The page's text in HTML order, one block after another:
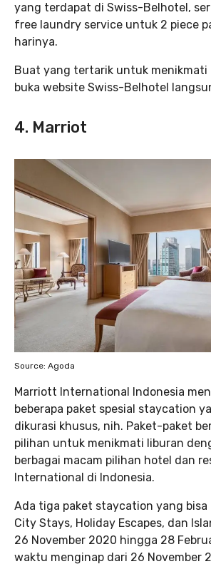
yang terdapat di Swiss-Belhotel,
free laundry service untuk 2 piece
harinya.
Buat yang tertarik untuk menikmati
buka website Swiss-Belhotel
4. Marriot
Source: Agoda
Marriott International Indonesia
beberapa paket spesial staycation
dikurasi khusus, nih. Paket-paket
pilihan untuk menikmati liburan
berbagai macam pilihan hotel dan
International di Indonesia.
Ada tiga paket staycation yang bisa
City Stays, Holiday Escapes, dan
26 November 2020 hingga 28
waktu menginap dari 26 November